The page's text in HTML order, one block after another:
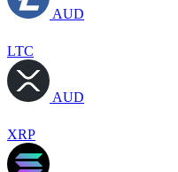
AUD
LTC
AUD
XRP